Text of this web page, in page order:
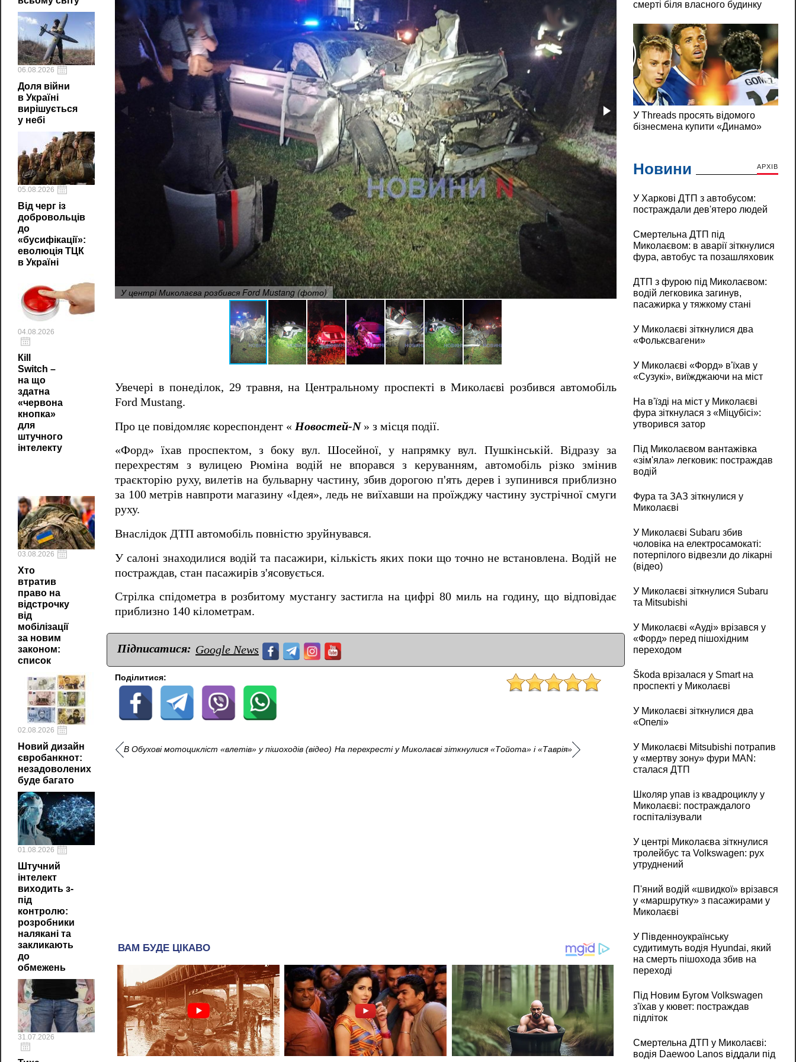
06.08.2026
Доля війни
в Україні
вирішується
у небі
05.08.2026
Від черг із
добровольців
до
«бусифікації»:
еволюція ТЦК
в Україні
04.08.2026
Кill
Switch –
на що
здатна
«червона
кнопка»
для
штучного
інтелекту
03.08.2026
Хто
втратив
право на
відстрочку
від
мобілізації
за новим
законом:
список
02.08.2026
Новий дизайн
євробанкнот:
незадоволених
буде багато
01.08.2026
Штучний
інтелект
виходить з-
під
контролю:
розробники
налякані та
закликають
до
обмежень
31.07.2026
У центрі Миколаєва розбився Ford Mustang (фото) У центрі Миколаєва розбився Ford
Увечері в понеділок, 29 травня, на Центральному проспекті в Миколаєві розбився автомобіль
Ford Mustang.
Про це повідомляє кореспондент « Новостей-N» з місця події.
«Форд» їхав проспектом, з боку вул.Шосейної, у напрямку вул. Пушкінській. Відразу за
перехрестям з вулицею Рюміна водій не впорався з керуванням, автомобіль різко змінив
траєкторію руху, вилетів на бульварну частину, збив дорогою п'ять дерев і зупинився приблизно
за 100 метрів навпроти магазину «Ідея», ледь не виїхавши на проїжджу частину зустрічної смуги
руху.
Внаслідок ДТП автомобіль повністю зруйнувався.
У салоні знаходилися водій та пасажири, кількість яких поки що точно не встановлена.Водій не
постраждав, стан пасажирів з'ясовується.
Стрілка спідометра в розбитому мустангу застигла на цифрі 80 миль на годину, що відповідає
приблизно 140 кілометрам.
Підписатися: Google News
Поділитися:
В Обухові мотоцикліст «влетів» у пішоходів (відео) На перехресті у Миколаєві зіткнулися «Тойота» і «Таврія»
Новини АРХІВ
У Харкові ДТП з автобусом:
постраждали дев'ятеро людей
Смертельна ДТП під
Миколаєвом: в аварії зіткнулися
фура, автобус та позашляховик
ДТП з фурою під Миколаєвом:
водій легковика загинув,
пасажирка у тяжкому стані
У Миколаєві зіткнулися два
«Фольксвагени»
У Миколаєві «Форд» в'їхав у
«Сузукі», виїжджаючи на міст
На в'їзді на міст у Миколаєві
фура зіткнулася з «Міцубісі»:
утворився затор
Під Миколаєвом вантажівка
«зім'яла» легковик: постраждав
водій
Фура та ЗАЗ зіткнулися у
Миколаєві
У Миколаєві Subaru збив
чоловіка на електросамокаті:
потерпілого відвезли до лікарні
(відео)
У Миколаєві зіткнулися Subaru
та Mitsubishi
У Миколаєві «Ауді» врізався у
«Форд» перед пішохідним
переходом
Škoda врізалася у Smart на
проспекті у Миколаєві
У Миколаєві зіткнулися два
«Опелі»
У Миколаєві Mitsubishi потрапив
у «мертву зону» фури MAN:
сталася ДТП
Школяр упав із квадроциклу у
Миколаєві: постраждалого
госпіталізували
У центрі Миколаєва зіткнулися
тролейбус та Volkswagen: рух
утруднений
П'яний водій «швидкої» врізався
у «маршрутку» з пасажирами у
Миколаєві
У Південноукраїнську
судитимуть водія Hyundai, який
на смерть пішохода збив на
переході
Під Новим Бугом Volkswagen
з'їхав у кювет: постраждав
підліток
Смертельна ДТП у Миколаєві:
водія Daewoo Lanos віддали під